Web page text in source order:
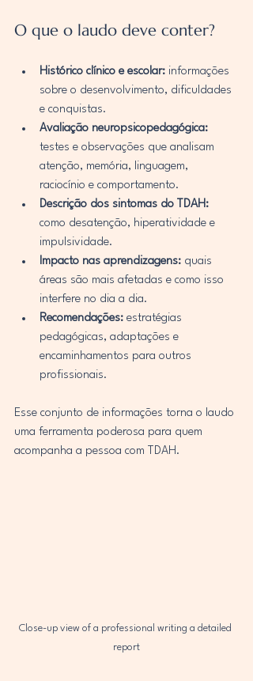
O que o laudo deve conter?
Histórico clínico e escolar: informações
sobre o desenvolvimento, dificuldades
e conquistas.
Avaliação neuropsicopedagógica:
testes e observações que analisam
atenção, memória, linguagem,
raciocínio e comportamento.
Descrição dos sintomas do TDAH:
como desatenção, hiperatividade e
impulsividade.
Impacto nas aprendizagens: quais
áreas são mais afetadas e como isso
interfere no dia a dia.
Recomendações: estratégias
pedagógicas, adaptações e
encaminhamentos para outros
profissionais.
Esse conjunto de informações torna o laudo
uma ferramenta poderosa para quem
acompanha a pessoa com TDAH.
Close-up view of a professional writing a detailed
report